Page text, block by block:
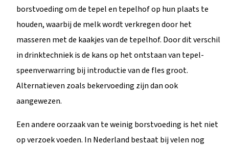
borstvoeding om de tepel en tepelhof op hun plaats te
houden, waarbij de melk wordt verkregen door het
masseren met de kaakjes van de tepelhof. Door dit verschil
in drinktechniek is de kans op het ontstaan van tepel-
speenverwarring bij introductie van de fles groot.
Alternatieven zoals bekervoeding zijn dan ook
aangewezen.
Een andere oorzaak van te weinig borstvoeding is het niet
op verzoek voeden. In Nederland bestaat bij velen nog